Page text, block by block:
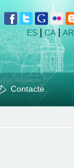
ES CA | AR
Contacte